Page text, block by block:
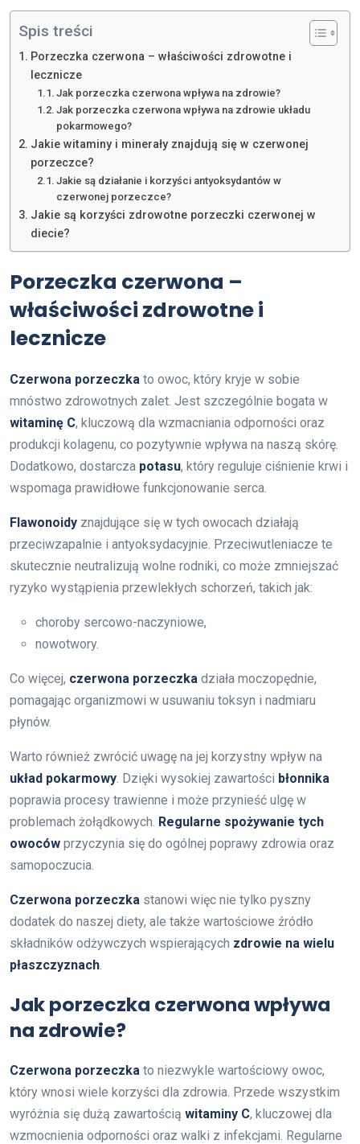
Spis treści
Porzeczka czerwona – właściwości zdrowotne i
lecznicze
Jak porzeczka czerwona wpływa na zdrowie?
Jak porzeczka czerwona wpływa na zdrowie układu
pokarmowego?
Jakie witaminy i minerały znajdują się w czerwonej
porzeczce?
Jakie są działanie i korzyści antyoksydantów w
czerwonej porzeczce?
Jakie są korzyści zdrowotne porzeczki czerwonej w
diecie?
Porzeczka czerwona –
właściwości zdrowotne i
lecznicze
Czerwona porzeczka to owoc, który kryje w sobie
mnóstwo zdrowotnych zalet. Jest szczególnie bogata w
witaminę C, kluczową dla wzmacniania odporności oraz
produkcji kolagenu, co pozytywnie wpływa na naszą skórę.
Dodatkowo, dostarcza potasu, który reguluje ciśnienie krwi i
wspomaga prawidłowe funkcjonowanie serca.
Flawonoidy znajdujące się w tych owocach działają
przeciwzapalnie i antyoksydacyjnie. Przeciwutleniacze te
skutecznie neutralizują wolne rodniki, co może zmniejszać
ryzyko wystąpienia przewlekłych schorzeń, takich jak:
choroby sercowo-naczyniowe,
nowotwory.
Co więcej, czerwona porzeczka działa moczopędnie,
pomagając organizmowi w usuwaniu toksyn i nadmiaru
płynów.
Warto również zwrócić uwagę na jej korzystny wpływ na
układ pokarmowy . Dzięki wysokiej zawartości błonnika
poprawia procesy trawienne i może przynieść ulgę w
problemach żołądkowych. Regularne spożywanie tych
owoców przyczynia się do ogólnej poprawy zdrowia oraz
samopoczucia.
Czerwona porzeczka stanowi więc nie tylko pyszny
dodatek do naszej diety, ale także wartościowe źródło
składników odżywczych wspierających zdrowie na wielu
płaszczyznach
Jak porzeczka czerwona wpływa
na zdrowie?
Czerwona porzeczka to niezwykle wartościowy owoc,
który wnosi wiele korzyści dla zdrowia. Przede wszystkim
wyróżnia się dużą zawartością witaminy C, kluczowej dla
wzmocnienia odporności oraz walki z infekcjami. Regularne